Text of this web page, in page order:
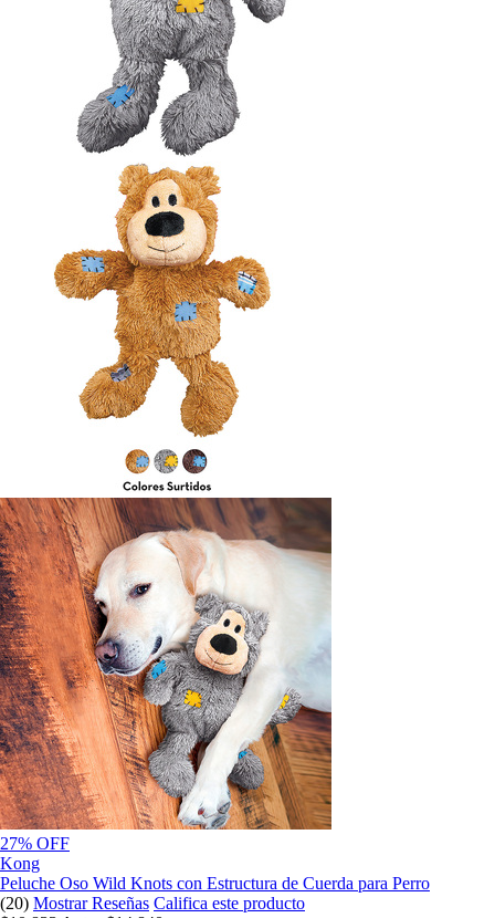
27% OFF
Kong
Peluche Oso Wild Knots con Estructura de Cuerda para Perro
(20) Mostrar Reseñas Califica este producto